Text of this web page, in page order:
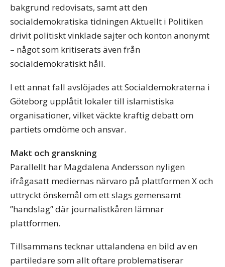
bakgrund redovisats, samt att den
socialdemokratiska tidningen Aktuellt i Politiken
drivit politiskt vinklade sajter och konton anonymt
– något som kritiserats även från
socialdemokratiskt håll.
I ett annat fall avslöjades att Socialdemokraterna i
Göteborg upplåtit lokaler till islamistiska
organisationer, vilket väckte kraftig debatt om
partiets omdöme och ansvar.
Makt och granskning
Parallellt har Magdalena Andersson nyligen
ifrågasatt mediernas närvaro på plattformen X och
uttryckt önskemål om ett slags gemensamt
”handslag” där journalistkåren lämnar
plattformen.
Tillsammans tecknar uttalandena en bild av en
partiledare som allt oftare problematiserar